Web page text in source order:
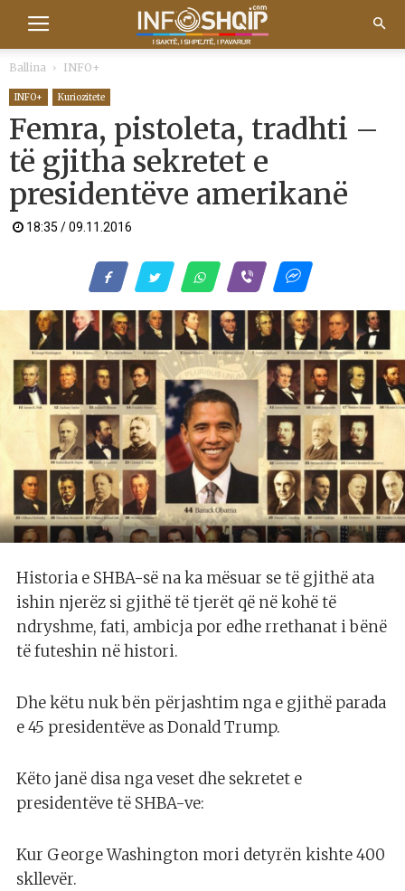
Ballina INFO+
INFO+ Kuriozitete
Femra, pistoleta, tradhti –
të gjitha sekretet e
presidentëve amerikanë
18:35 / 09.11.2016
Historia e SHBA-së na ka mësuar se të gjithë ata
ishin njerëz si gjithë të tjerët që në kohë të
ndryshme, fati, ambicja por edhe rrethanat i bënë
të futeshin në histori.
Dhe këtu nuk bën përjashtim nga e gjithë parada
e 45 presidentëve as Donald Trump.
Këto janë disa nga veset dhe sekretet e
presidentëve të SHBA-ve:
Kur George Washington mori detyrën kishte 400
skllevër.